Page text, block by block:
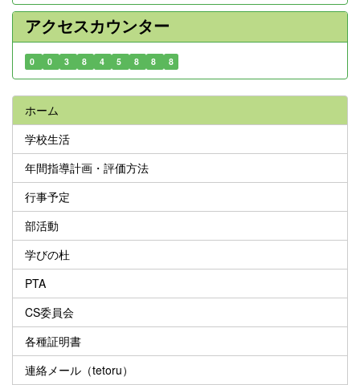
アクセスカウンター
0 0 3 8 4 5 8 8 8
ホーム
学校生活
年間指導計画・評価方法
行事予定
部活動
学びの杜
PTA
CS委員会
各種証明書
連絡メール（tetoru）